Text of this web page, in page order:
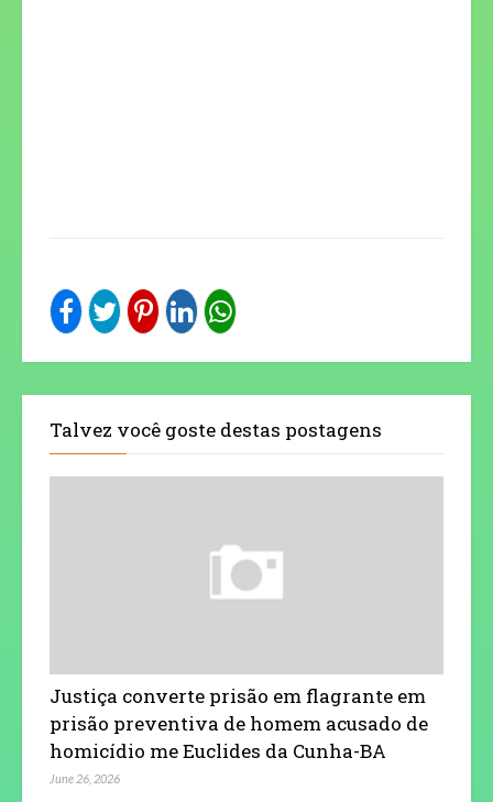
Talvez você goste destas postagens
Justiça converte prisão em flagrante em
prisão preventiva de homem acusado de
homicídio me Euclides da Cunha-BA
June 26, 2026